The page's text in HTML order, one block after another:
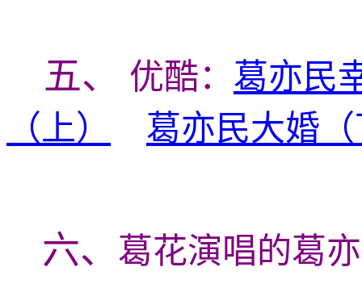
五、 优酷： 葛亦民
（上）
葛亦民大婚
六、 葛花演唱的葛